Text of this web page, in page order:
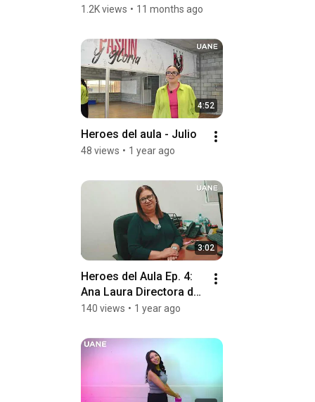
enrollment
1.2K views • 11 months ago
4:52
Heroes del aula - Julio
48 views • 1 year ago
3:02
Heroes del Aula Ep. 4:
Ana Laura Directora del
Campus UANE Saltillo
140 views • 1 year ago